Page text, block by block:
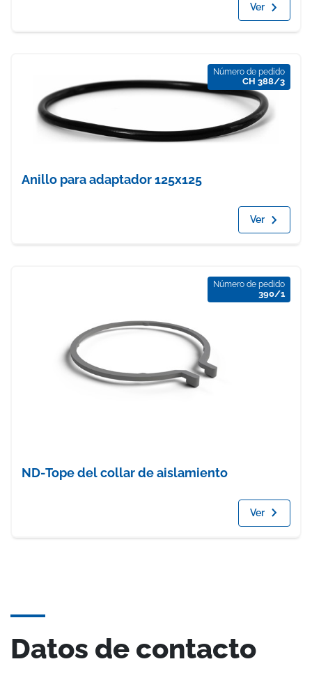
Ver
Número de pedido
CH 388/3
Anillo para adaptador 125x125
Ver
Número de pedido
390/1
ND-Tope del collar de aislamiento
Ver
Datos de contacto